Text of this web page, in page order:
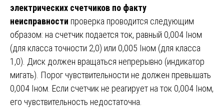
электрических счетчиков по факту
неисправности проверка проводится следующим
образом: на счетчик подается ток, равный 0,004 Iном
(для класса точности 2,0) или 0,005 Iном (для класса
1,0). Диск должен вращаться непрерывно (индикатор
мигать). Порог чувствительности не должен превышать
0,004 Iном. Если счетчик не реагирует на ток 0,004 Iном,
его чувствительность недостаточна.